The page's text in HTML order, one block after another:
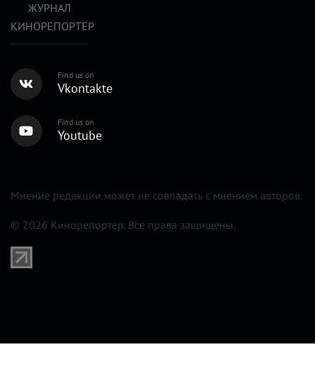
ЖУРНАЛ
КИНОРЕПОРТЕР
Find us on
Vkontakte
Find us on
Youtube
Мнение редакции может не совпадать с мнением авторов.
© 2026 Кинорепортер. Все права защищены.